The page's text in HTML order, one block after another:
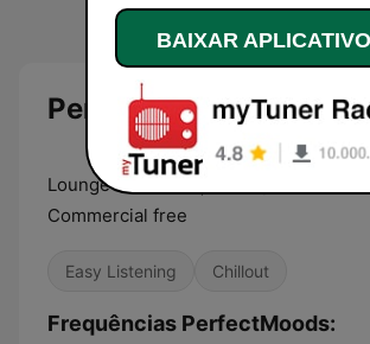
PerfectMoods
Lounge Webradio | Atmospheric
Commercial free
Easy Listening Chillout
Frequências PerfectMoods:
BAIXAR APLICATIVO